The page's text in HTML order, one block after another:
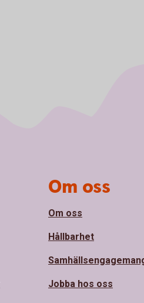
Om oss
Om oss
Hållbarhet
Jobba hos oss